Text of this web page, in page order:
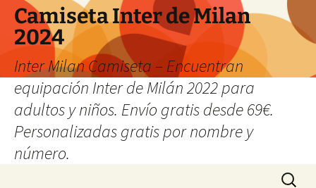
Camiseta Inter de Milan
2024
Inter Milan Camiseta – Encuentran
equipación Inter de Milán 2022 para
adultos y niños. Envío gratis desde 69€.
Personalizadas gratis por nombre y
número.
Buscar: